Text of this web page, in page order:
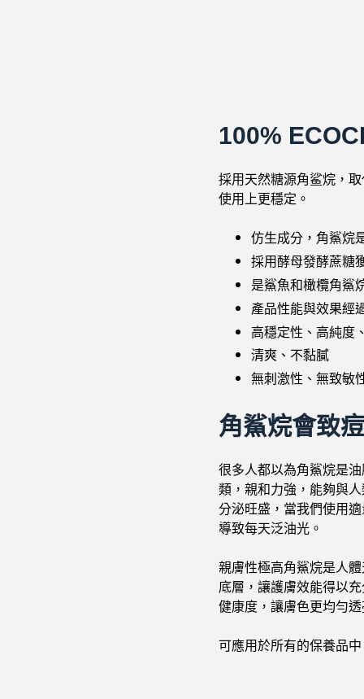
100%
採用天然糖源角鲨烷，
使用上更穩定。
仿生成分，角鯊烷
採用酵母發酵蔗糖
是鯊魚和橄欖角鯊
產品性能與效果經
高穩定性、高純度
清爽、不黏膩
無刺激性、無致敏
角鯊烷會致
很多人都以為角鯊烷是
類，親和力強，能夠與
分泌旺盛，當我們使用
導致每天泛油光。
親膚性極高角鯊烷是人
底層，讓護膚效能得以
健康度，讓膚色更均勻透
可應用於所有的保養品